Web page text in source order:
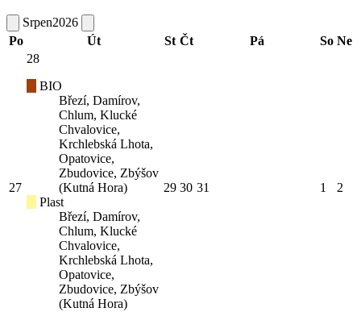
Srpen2026
Po
Út St Čt Pá So Ne
27
28
BIO
Březí, Damírov,
Chlum, Klucké
Chvalovice,
Krchlebská Lhota,
Opatovice,
Zbudovice, Zbýšov
(Kutná Hora)
Plast
Březí, Damírov,
Chlum, Klucké
Chvalovice,
Krchlebská Lhota,
Opatovice,
Zbudovice, Zbýšov
(Kutná Hora)
29 30 31 1 2